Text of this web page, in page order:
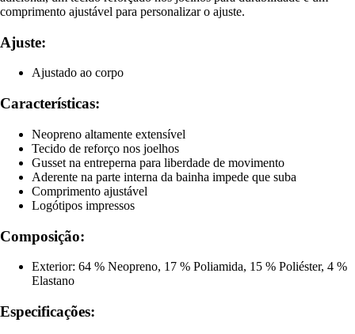
comprimento ajustável para personalizar o ajuste.
Ajuste:
Ajustado ao corpo
Características:
Neopreno altamente extensível
Tecido de reforço nos joelhos
Gusset na entreperna para liberdade de movimento
Aderente na parte interna da bainha impede que suba
Comprimento ajustável
Logótipos impressos
Composição:
Exterior: 64 % Neopreno, 17 % Poliamida, 15 % Poliéster, 4 %
Elastano
Especificações: